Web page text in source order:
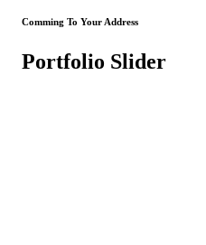
Comming To Your Address
Portfolio Slider